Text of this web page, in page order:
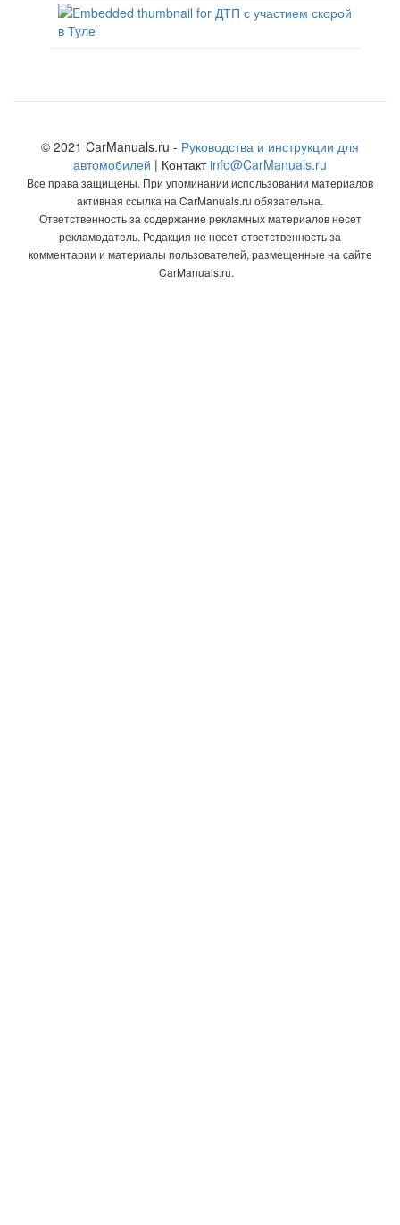
© 2021 CarManuals.ru - Руководства и инструкции для
автомобилей | Контактinfo@CarManuals.ru
Все права защищены. При упоминании использовании материалов
активная ссылка на CarManuals.ru обязательна.
Ответственность за содержание рекламных материалов несет
рекламодатель. Редакция не несет ответственность за
комментарии и материалы пользователей, размещенные на сайте
CarManuals.ru.